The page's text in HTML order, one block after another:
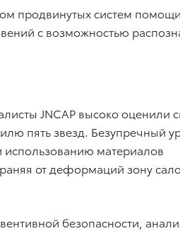
продвинутых систем помощи
с возможностью
JNCAP высоко оценили
пять звезд. Безупречный
использованию материалов
от деформаций зону
безопасности,